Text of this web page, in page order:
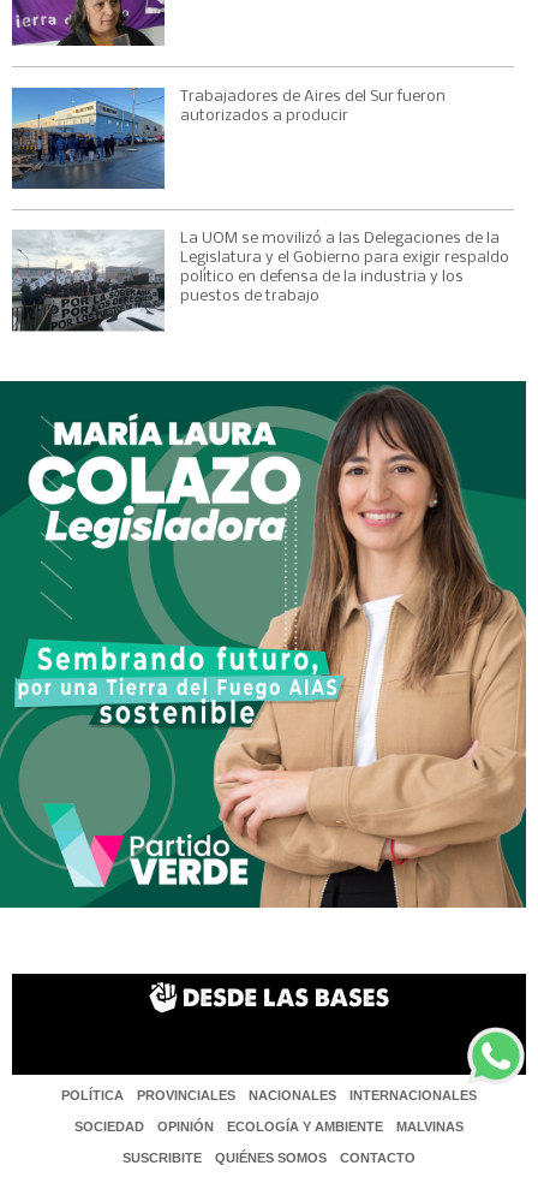
Trabajadores de Aires del Sur fueron
autorizados a producir
La UOM se movilizó a las Delegaciones de la
Legislatura y el Gobierno para exigir respaldo
político en defensa de la industria y los
puestos de trabajo
POLÍTICA PROVINCIALES NACIONALES INTERNACIONALES
SOCIEDAD OPINIÓN ECOLOGÍA Y AMBIENTE MALVINAS
SUSCRIBITE QUIÉNES SOMOS CONTACTO